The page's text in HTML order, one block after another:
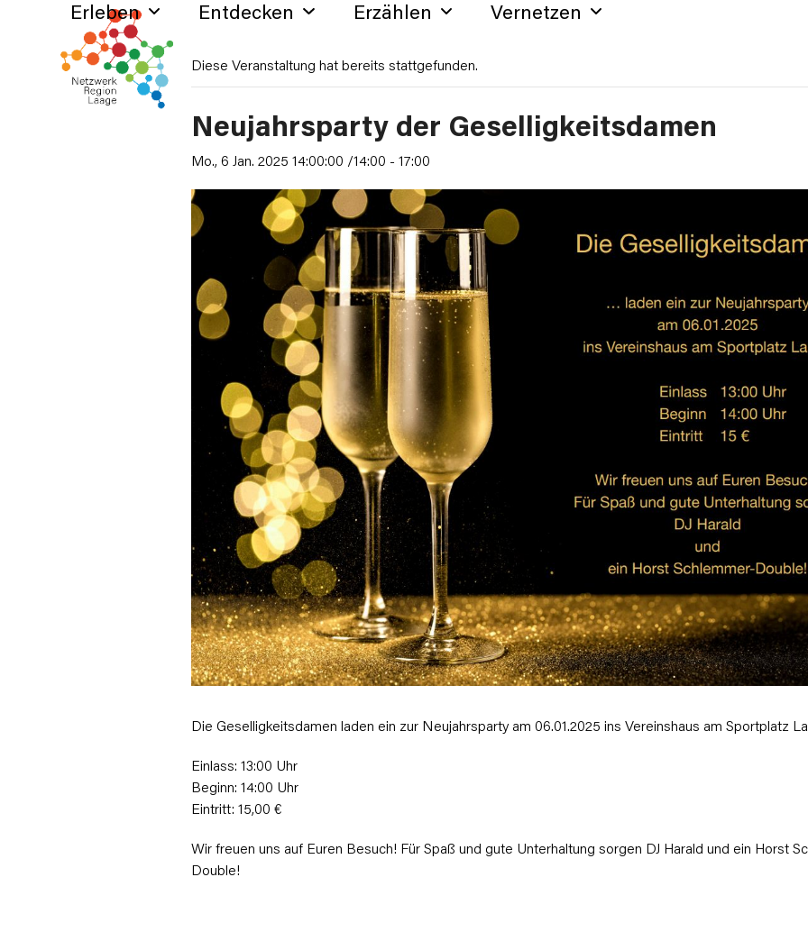
Erleben Entdecken Erzählen Vernetzen
Diese Veranstaltung hat bereits stattgefunden.
Neujahrsparty der Geselligkeitsdamen
Mo., 6 Jan. 2025 14:00:00 /14:00 - 17:00
Die Geselligkeitsdamen laden ein zur Neujahrsparty am 06.01.2025 ins Vereinshaus am Sportplatz
Einlass: 13:00 Uhr
Beginn: 14:00 Uhr
Eintritt: 15,00 €
Wir freuen uns auf Euren Besuch! Für Spaß und gute Unterhaltung sorgen DJ Harald und ein Horst
Double!